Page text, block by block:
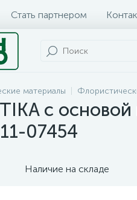
Стать партнером
материалы
с
07454
Наличие на складе